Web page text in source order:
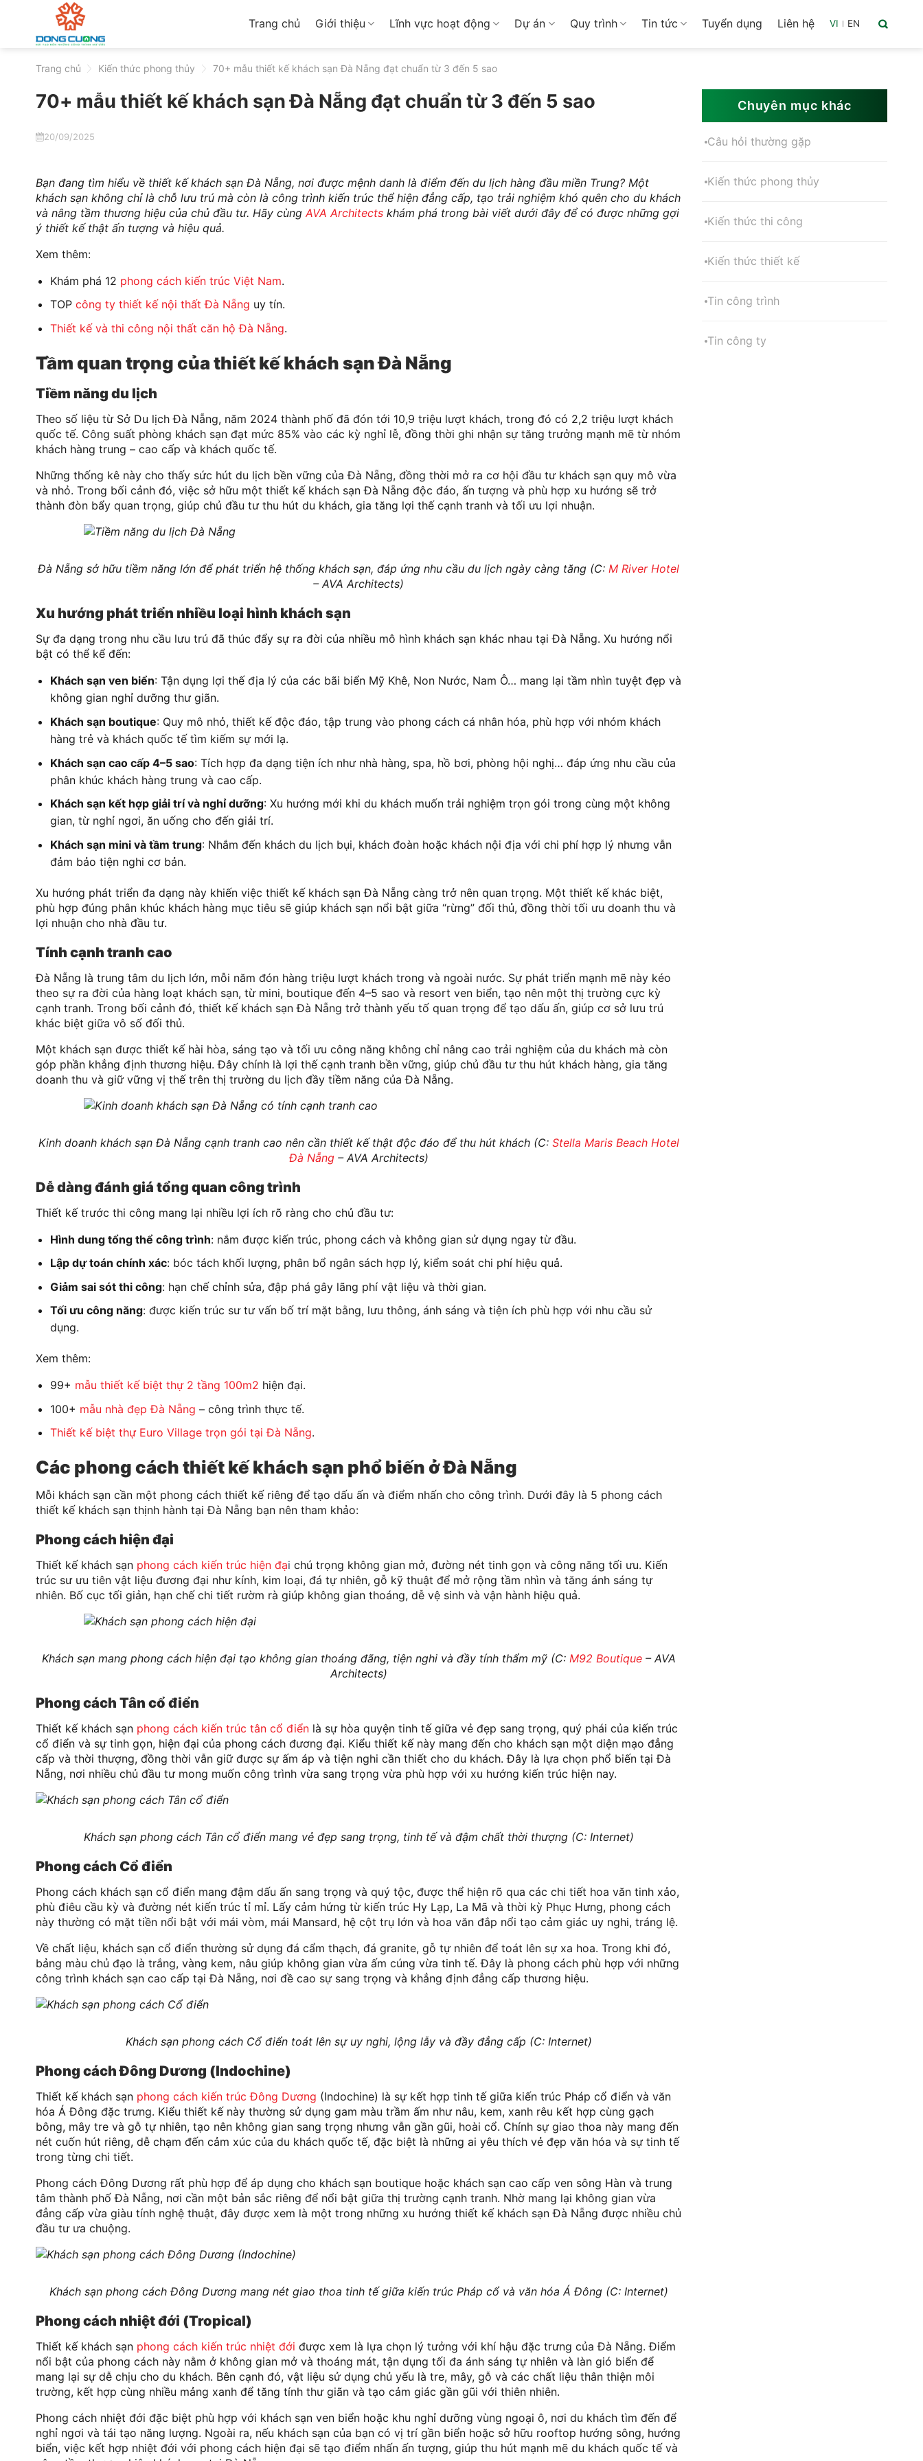
content
Trang chủ Giới thiệu Lĩnh vực hoạt động Dự án Quy trình Tin tức Tuyển dụng Liên hệ VI | EN
Trang chủ > Kiến thức phong thủy > 70+ mẫu thiết kế khách sạn Đà Nẵng đạt chuẩn từ 3 đến 5 sao
70+ mẫu thiết kế khách sạn Đà Nẵng đạt chuẩn từ 3 đến 5 sao
20/09/2025
Bạn đang tìm hiểu về thiết kế khách sạn Đà Nẵng, nơi được mệnh danh là điểm đến du lịch hàng đầu miền Trung? Một
khách sạn không chỉ là chỗ lưu trú mà còn là công trình kiến trúc thể hiện đẳng cấp, tạo trải nghiệm khó quên cho du khách
và nâng tầm thương hiệu của chủ đầu tư. Hãy cùng AVA Architects khám phá trong bài viết dưới đây để có được những gợi
ý thiết kế thật ấn tượng và hiệu quả.
Xem thêm:
Khám phá 12 phong cách kiến trúc Việt Nam.
TOP công ty thiết kế nội thất Đà Nẵng uy tín.
Thiết kế và thi công nội thất căn hộ Đà Nẵng.
Tầm quan trọng của thiết kế khách sạn Đà Nẵng
Tiềm năng du lịch
Theo số liệu từ Sở Du lịch Đà Nẵng, năm 2024 thành phố đã đón tới 10,9 triệu lượt khách, trong đó có 2,2 triệu lượt khách
quốc tế. Công suất phòng khách sạn đạt mức 85% vào các kỳ nghỉ lễ, đồng thời ghi nhận sự tăng trưởng mạnh mẽ từ nhóm
khách hàng trung – cao cấp và khách quốc tế.
Những thống kê này cho thấy sức hút du lịch bền vững của Đà Nẵng, đồng thời mở ra cơ hội đầu tư khách sạn quy mô vừa
và nhỏ. Trong bối cảnh đó, việc sở hữu một thiết kế khách sạn Đà Nẵng độc đáo, ấn tượng và phù hợp xu hướng sẽ trở
thành đòn bẩy quan trọng, giúp chủ đầu tư thu hút du khách, gia tăng lợi thế cạnh tranh và tối ưu lợi nhuận.
Đà Nẵng sở hữu tiềm năng lớn để phát triển hệ thống khách sạn, đáp ứng nhu cầu du lịch ngày càng tăng (C: M River Hotel
– AVA Architects)
Xu hướng phát triển nhiều loại hình khách sạn
Sự đa dạng trong nhu cầu lưu trú đã thúc đẩy sự ra đời của nhiều mô hình khách sạn khác nhau tại Đà Nẵng. Xu hướng nổi
bật có thể kể đến:
Khách sạn ven biển: Tận dụng lợi thế địa lý của các bãi biển Mỹ Khê, Non Nước, Nam Ô… mang lại tầm nhìn tuyệt đẹp và
không gian nghỉ dưỡng thư giãn.
Khách sạn boutique: Quy mô nhỏ, thiết kế độc đáo, tập trung vào phong cách cá nhân hóa, phù hợp với nhóm khách
hàng trẻ và khách quốc tế tìm kiếm sự mới lạ.
Khách sạn cao cấp 4–5 sao: Tích hợp đa dạng tiện ích như nhà hàng, spa, hồ bơi, phòng hội nghị… đáp ứng nhu cầu của
phân khúc khách hàng trung và cao cấp.
Khách sạn kết hợp giải trí và nghỉ dưỡng: Xu hướng mới khi du khách muốn trải nghiệm trọn gói trong cùng một không
gian, từ nghỉ ngơi, ăn uống cho đến giải trí.
Khách sạn mini và tầm trung: Nhắm đến khách du lịch bụi, khách đoàn hoặc khách nội địa với chi phí hợp lý nhưng vẫn
đảm bảo tiện nghi cơ bản.
Xu hướng phát triển đa dạng này khiến việc thiết kế khách sạn Đà Nẵng càng trở nên quan trọng. Một thiết kế khác biệt,
phù hợp đúng phân khúc khách hàng mục tiêu sẽ giúp khách sạn nổi bật giữa “rừng” đối thủ, đồng thời tối ưu doanh thu và
lợi nhuận cho nhà đầu tư.
Tính cạnh tranh cao
Đà Nẵng là trung tâm du lịch lớn, mỗi năm đón hàng triệu lượt khách trong và ngoài nước. Sự phát triển mạnh mẽ này kéo
theo sự ra đời của hàng loạt khách sạn, từ mini, boutique đến 4–5 sao và resort ven biển, tạo nên một thị trường cực kỳ
cạnh tranh. Trong bối cảnh đó, thiết kế khách sạn Đà Nẵng trở thành yếu tố quan trọng để tạo dấu ấn, giúp cơ sở lưu trú
khác biệt giữa vô số đối thủ.
Một khách sạn được thiết kế hài hòa, sáng tạo và tối ưu công năng không chỉ nâng cao trải nghiệm của du khách mà còn
góp phần khẳng định thương hiệu. Đây chính là lợi thế cạnh tranh bền vững, giúp chủ đầu tư thu hút khách hàng, gia tăng
doanh thu và giữ vững vị thế trên thị trường du lịch đầy tiềm năng của Đà Nẵng.
Kinh doanh khách sạn Đà Nẵng cạnh tranh cao nên cần thiết kế thật độc đáo để thu hút khách (C: Stella Maris Beach Hotel
Đà Nẵng– AVA Architects)
Dễ dàng đánh giá tổng quan công trình
Thiết kế trước thi công mang lại nhiều lợi ích rõ ràng cho chủ đầu tư:
Hình dung tổng thể công trình: nắm được kiến trúc, phong cách và không gian sử dụng ngay từ đầu.
Lập dự toán chính xác: bóc tách khối lượng, phân bổ ngân sách hợp lý, kiểm soát chi phí hiệu quả.
Giảm sai sót thi công: hạn chế chỉnh sửa, đập phá gây lãng phí vật liệu và thời gian.
Tối ưu công năng: được kiến trúc sư tư vấn bố trí mặt bằng, lưu thông, ánh sáng và tiện ích phù hợp với nhu cầu sử
dụng.
Xem thêm:
99+ mẫu thiết kế biệt thự 2 tầng 100m2 hiện đại.
100+ mẫu nhà đẹp Đà Nẵng – công trình thực tế.
Thiết kế biệt thự Euro Village trọn gói tại Đà Nẵng.
Các phong cách thiết kế khách sạn phổ biến ở Đà Nẵng
Mỗi khách sạn cần một phong cách thiết kế riêng để tạo dấu ấn và điểm nhấn cho công trình. Dưới đây là 5 phong cách
thiết kế khách sạn thịnh hành tại Đà Nẵng bạn nên tham khảo:
Phong cách hiện đại
Thiết kế khách sạn phong cách kiến trúc hiện đại chú trọng không gian mở, đường nét tinh gọn và công năng tối ưu. Kiến
trúc sư ưu tiên vật liệu đương đại như kính, kim loại, đá tự nhiên, gỗ kỹ thuật để mở rộng tầm nhìn và tăng ánh sáng tự
nhiên. Bố cục tối giản, hạn chế chi tiết rườm rà giúp không gian thoáng, dễ vệ sinh và vận hành hiệu quả.
Khách sạn mang phong cách hiện đại tạo không gian thoáng đãng, tiện nghi và đầy tính thẩm mỹ (C: M92 Boutique– AVA
Architects)
Phong cách Tân cổ điển
Thiết kế khách sạn phong cách kiến trúc tân cổ điển là sự hòa quyện tinh tế giữa vẻ đẹp sang trọng, quý phái của kiến trúc
cổ điển và sự tinh gọn, hiện đại của phong cách đương đại. Kiểu thiết kế này mang đến cho khách sạn một diện mạo đẳng
cấp và thời thượng, đồng thời vẫn giữ được sự ấm áp và tiện nghi cần thiết cho du khách. Đây là lựa chọn phổ biến tại Đà
Nẵng, nơi nhiều chủ đầu tư mong muốn công trình vừa sang trọng vừa phù hợp với xu hướng kiến trúc hiện nay.
Khách sạn phong cách Tân cổ điển mang vẻ đẹp sang trọng, tinh tế và đậm chất thời thượng (C: Internet)
Phong cách Cổ điển
Phong cách khách sạn cổ điển mang đậm dấu ấn sang trọng và quý tộc, được thể hiện rõ qua các chi tiết hoa văn tinh xảo,
phù điêu cầu kỳ và đường nét kiến trúc tỉ mỉ. Lấy cảm hứng từ kiến trúc Hy Lạp, La Mã và thời kỳ Phục Hưng, phong cách
này thường có mặt tiền nổi bật với mái vòm, mái Mansard, hệ cột trụ lớn và hoa văn đắp nổi tạo cảm giác uy nghi, tráng lệ.
Về chất liệu, khách sạn cổ điển thường sử dụng đá cẩm thạch, đá granite, gỗ tự nhiên để toát lên sự xa hoa. Trong khi đó,
bảng màu chủ đạo là trắng, vàng kem, nâu giúp không gian vừa ấm cúng vừa tinh tế. Đây là phong cách phù hợp với những
công trình khách sạn cao cấp tại Đà Nẵng, nơi đề cao sự sang trọng và khẳng định đẳng cấp thương hiệu.
Khách sạn phong cách Cổ điển toát lên sự uy nghi, lộng lẫy và đầy đẳng cấp (C: Internet)
Phong cách Đông Dương (Indochine)
Thiết kế khách sạn phong cách kiến trúc Đông Dương (Indochine) là sự kết hợp tinh tế giữa kiến trúc Pháp cổ điển và văn
hóa Á Đông đặc trưng. Kiểu thiết kế này thường sử dụng gam màu trầm ấm như nâu, kem, xanh rêu kết hợp cùng gạch
bông, mây tre và gỗ tự nhiên, tạo nên không gian sang trọng nhưng vẫn gần gũi, hoài cổ. Chính sự giao thoa này mang đến
nét cuốn hút riêng, dễ chạm đến cảm xúc của du khách quốc tế, đặc biệt là những ai yêu thích vẻ đẹp văn hóa và sự tinh tế
trong từng chi tiết.
Phong cách Đông Dương rất phù hợp để áp dụng cho khách sạn boutique hoặc khách sạn cao cấp ven sông Hàn và trung
tâm thành phố Đà Nẵng, nơi cần một bản sắc riêng để nổi bật giữa thị trường cạnh tranh. Nhờ mang lại không gian vừa
đẳng cấp vừa giàu tính nghệ thuật, đây được xem là một trong những xu hướng thiết kế khách sạn Đà Nẵng được nhiều chủ
đầu tư ưa chuộng.
Khách sạn phong cách Đông Dương mang nét giao thoa tinh tế giữa kiến trúc Pháp cổ và văn hóa Á Đông (C: Internet)
Phong cách nhiệt đới (Tropical)
Thiết kế khách sạn phong cách kiến trúc nhiệt đới được xem là lựa chọn lý tưởng với khí hậu đặc trưng của Đà Nẵng. Điểm
nổi bật của phong cách này nằm ở không gian mở và thoáng mát, tận dụng tối đa ánh sáng tự nhiên và làn gió biển để
mang lại sự dễ chịu cho du khách. Bên cạnh đó, vật liệu sử dụng chủ yếu là tre, mây, gỗ và các chất liệu thân thiện môi
trường, kết hợp cùng nhiều mảng xanh để tăng tính thư giãn và tạo cảm giác gần gũi với thiên nhiên.
Phong cách nhiệt đới đặc biệt phù hợp với khách sạn ven biển hoặc khu nghỉ dưỡng vùng ngoại ô, nơi du khách tìm đến để
nghỉ ngơi và tái tạo năng lượng. Ngoài ra, nếu khách sạn của bạn có vị trí gần biển hoặc sở hữu rooftop hướng sông, hướng
biển, việc kết hợp nhiệt đới với phong cách hiện đại sẽ tạo điểm nhấn ấn tượng, giúp thu hút mạnh mẽ du khách quốc tế và
Chuyên mục khác
Câu hỏi thường gặp
Kiến thức phong thủy
Kiến thức thi công
Kiến thức thiết kế
Tin công trình
Tin công ty